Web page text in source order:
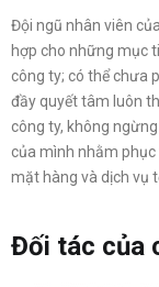
Đội ngũ nhân viên
hợp cho những mục
công ty; có thể chưa
đầy quyết tâm luôn
công ty, không
của mình nhằm phục
mặt hàng và dịch vụ
Đối tác của